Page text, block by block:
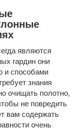
являются
гардин они
и способами
знания
очищать полотно,
не повредить
вам содержать
очень